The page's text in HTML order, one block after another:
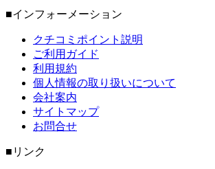
■インフォーメーション
クチコミポイント説明
ご利用ガイド
利用規約
個人情報の取り扱いについて
会社案内
サイトマップ
お問合せ
■リンク